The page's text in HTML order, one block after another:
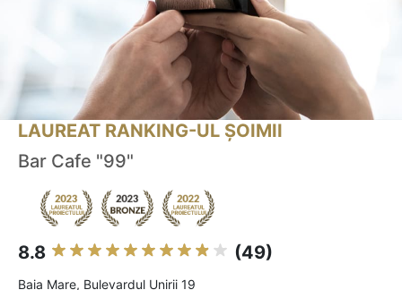
LAUREAT RANKING-UL ȘOIMII
Bar Cafe "99"
8.8 (49)
Baia Mare, Bulevardul Unirii 19